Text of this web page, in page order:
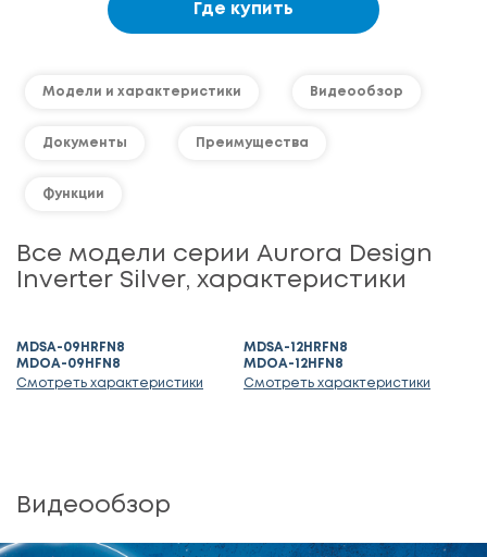
Где купить
Модели и характеристики Видеообзор
Документы Преимущества
Функции
Все модели серии Aurora Design
Inverter Silver, характеристики
MDSA-09HRFN8
MDOA-09HFN8
Смотреть характеристики
MDSA-12HRFN8
MDOA-12HFN8
Смотреть характеристики
Видеообзор